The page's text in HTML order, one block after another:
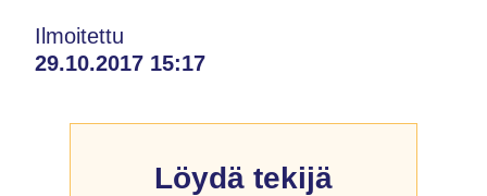
Ilmoitettu
29.10.2017 15:17
Löydä tekijä